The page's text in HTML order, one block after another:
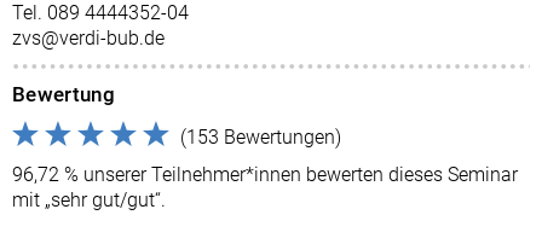
Tel. 089 4444352-04
zvs@verdi-bub.de
Bewertung
(153 Bewertungen)
96,72 % unserer Teilnehmer*innen bewerten dieses Seminar
mit „sehr gut/gut“.